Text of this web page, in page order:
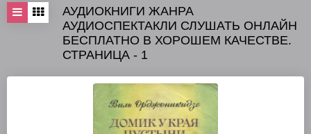
АУДИОКНИГИ ЖАНРА
АУДИОСПЕКТАКЛИ СЛУШАТЬ ОНЛАЙН
БЕСПЛАТНО В ХОРОШЕМ КАЧЕСТВЕ.
СТРАНИЦА - 1